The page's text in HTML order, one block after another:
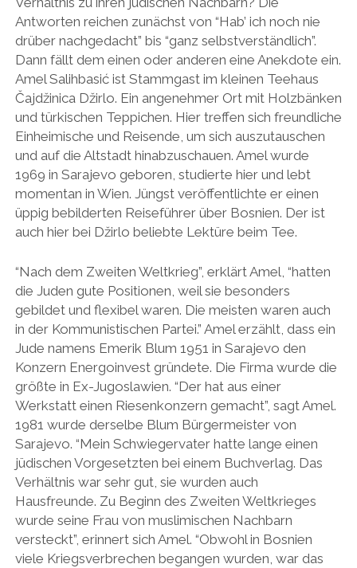
Antworten reichen zunächst von “Hab’ ich noch nie
drüber nachgedacht” bis “ganz selbstverständlich”.
Dann fällt dem einen oder anderen eine Anekdote ein.
Amel Salihbasić ist Stammgast im kleinen Teehaus
Čajdžinica Džirlo. Ein angenehmer Ort mit Holzbänken
und türkischen Teppichen. Hier treffen sich freundliche
Einheimische und Reisende, um sich auszutauschen
und auf die Altstadt hinabzuschauen. Amel wurde
1969 in Sarajevo geboren, studierte hier und lebt
momentan in Wien. Jüngst veröffentlichte er einen
üppig bebilderten Reiseführer über Bosnien. Der ist
auch hier bei Džirlo beliebte Lektüre beim Tee.
“Nach dem Zweiten Weltkrieg”, erklärt Amel, “hatten
die Juden gute Positionen, weil sie besonders
gebildet und flexibel waren. Die meisten waren auch
in der Kommunistischen Partei.” Amel erzählt, dass ein
Jude namens Emerik Blum 1951 in Sarajevo den
Konzern Energoinvest gründete. Die Firma wurde die
größte in Ex-Jugoslawien. “Der hat aus einer
Werkstatt einen Riesenkonzern gemacht”, sagt Amel.
1981 wurde derselbe Blum Bürgermeister von
Sarajevo. “Mein Schwiegervater hatte lange einen
jüdischen Vorgesetzten bei einem Buchverlag. Das
Verhältnis war sehr gut, sie wurden auch
Hausfreunde. Zu Beginn des Zweiten Weltkrieges
wurde seine Frau von muslimischen Nachbarn
versteckt”, erinnert sich Amel. “Obwohl in Bosnien
viele Kriegsverbrechen begangen wurden, war das